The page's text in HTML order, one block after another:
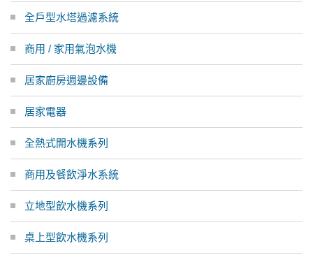
全戶型水塔過濾系統
商用 / 家用氣泡水機
居家廚房週邊設備
居家電器
全熱式開水機系列
商用及餐飲淨水系統
立地型飲水機系列
桌上型飲水機系列